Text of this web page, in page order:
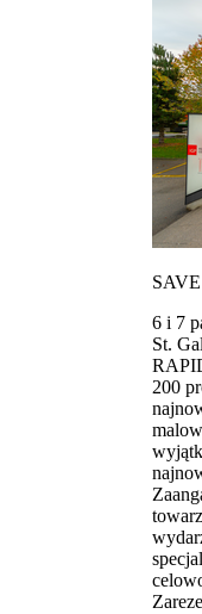
6 i 7
St.
200